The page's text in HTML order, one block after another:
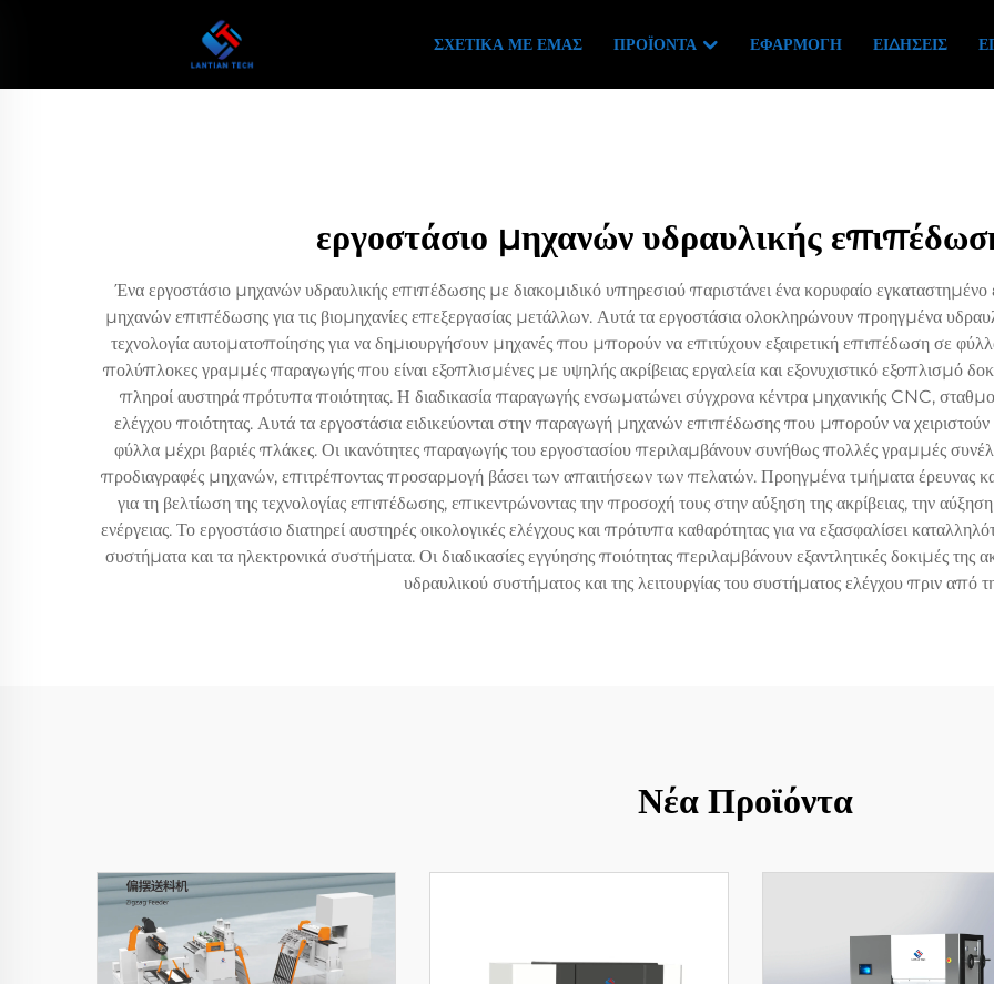
ΣΧΕΤΙΚΆ ΜΕ ΕΜΆΣ ΠΡΟΪΌΝΤΑ ΕΦΑΡΜΟΓΉ ΕΙΔΉΣΕΙΣ
εργοστάσιο μηχανών υδραυλικής
Ένα εργοστάσιο μηχανών υδραυλικής επιπέδωσης με διακομιδικό υπηρεσιού παριστάνει ένα κορυφαίο
μηχανών επιπέδωσης για τις βιομηχανίες επεξεργασίας μετάλλων. Αυτά τα εργοστάσια ολοκληρώνουν προηγμένα
τεχνολογία αυτοματοποίησης για να δημιουργήσουν μηχανές που μπορούν να επιτύχουν εξαιρετική επιπέδωση σε
πολύπλοκες γραμμές παραγωγής που είναι εξοπλισμένες με υψηλής ακρίβειας εργαλεία και εξονυχιστικό εξοπλισμό
πληροί αυστηρά πρότυπα ποιότητας. Η διαδικασία παραγωγής ενσωματώνει σύγχρονα κέντρα μηχανικής CNC,
ελέγχου ποιότητας. Αυτά τα εργοστάσια ειδικεύονται στην παραγωγή μηχανών επιπέδωσης που μπορούν να
φύλλα μέχρι βαριές πλάκες. Οι ικανότητες παραγωγής του εργοστασίου περιλαμβάνουν συνήθως πολλές γραμμές
προδιαγραφές μηχανών, επιτρέποντας προσαρμογή βάσει των απαιτήσεων των πελατών. Προηγμένα τμήματα έρευνας
για τη βελτίωση της τεχνολογίας επιπέδωσης, επικεντρώνοντας την προσοχή τους στην αύξηση της ακρίβειας, την
ενέργειας. Το εργοστάσιο διατηρεί αυστηρές οικολογικές ελέγχους και πρότυπα καθαρότητας για να εξασφαλίσει
συστήματα και τα ηλεκτρονικά συστήματα. Οι διαδικασίες εγγύησης ποιότητας περιλαμβάνουν εξαντλητικές δοκιμές
υδραυλικού συστήματος και της λειτουργίας του συστήματος ελέγχου πριν από
Νέα Προϊόντα